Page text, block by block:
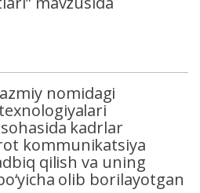
nomidagi
kadrlar
kommunikatsiya
qilish va uning
olib borilayotgan